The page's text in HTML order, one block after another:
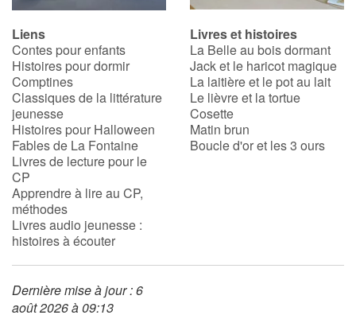
Liens
Contes pour enfants
Histoires pour dormir
Comptines
Classiques de la littérature
jeunesse
Histoires pour Halloween
Fables de La Fontaine
Livres de lecture pour le
CP
Apprendre à lire au CP,
méthodes
Livres audio jeunesse :
histoires à écouter
Livres et histoires
La Belle au bois dormant
Jack et le haricot magique
La laitière et le pot au lait
Le lièvre et la tortue
Cosette
Matin brun
Boucle d'or et les 3 ours
Dernière mise à jour : 6
août 2026 à 09:13